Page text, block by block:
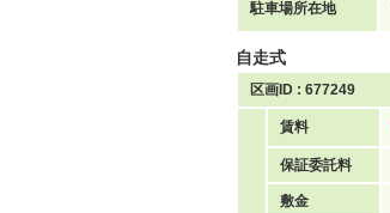
駐車場所在地
自走式
区画ID : 677249
賃料
保証委託料
敷金